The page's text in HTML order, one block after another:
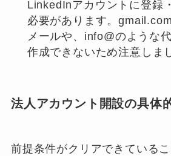
LinkedInアカウントに登録
必要があります。
メールや、info@のような
作成できないため注意しま
法人アカウント開設の具体
前提条件がクリアできている